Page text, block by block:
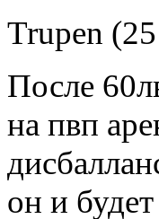
Trupen
После
на пвп
он и